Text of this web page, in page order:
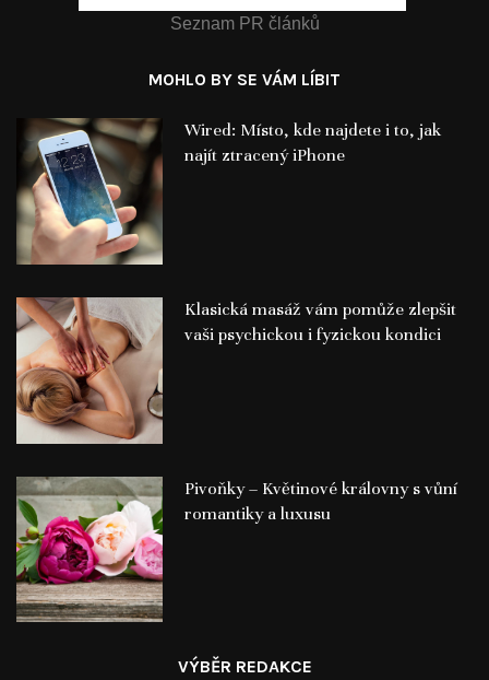
Seznam PR článků
MOHLO BY SE VÁM LÍBIT
Wired: Místo, kde najdete i to, jak
najít ztracený iPhone
Klasická masáž vám pomůže zlepšit
vaši psychickou i fyzickou kondici
Pivoňky – Květinové královny s vůní
romantiky a luxusu
VÝBĚR REDAKCE